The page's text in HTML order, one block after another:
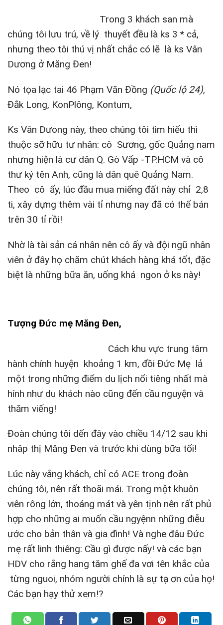
Trong 3 khách san mà
chúng tôi lưu trú, về lý thuyết đều là ks 3 * cả,
nhưng theo tôi thú vị nhất chắc có lẽ là ks Vân
Dương ở Măng Đen!
Nó tọa lạc tai 46 Phạm Văn Đồng (Quốc lộ 24),
Đắk Long, KonPlông, Kontum,
Ks Vân Dưong này, theo chúng tôi tìm hiểu thì
thuộc sỡ hữu tư nhân: cô Sương, gốc Quảng nam
nhưng hiện là cư dân Q. Gò Vấp -TP.HCM và cô
thư ký tên Anh, cũng là dân quê Quảng Nam.
Theo cô ấy, lúc đầu mua miếng đất này chỉ 2,8
ti, xây dựng thêm vài tỉ nhưng nay đã có thể bán
trên 30 tỉ rồi!
Nhờ là tài sản cá nhân nên cô ấy và đội ngũ nhân
viên ở đây họ chăm chút khách hàng khá tốt, đặc
biệt là những bữa ăn, uống khá ngon ở ks này!
Tượng Đức mẹ Măng Đen,
Cách khu vực trung tâm
hành chính huyện khoảng 1 km, đồi Đức Mẹ lả
một trong những điểm du lịch nổi tiêng nhất mà
hính như du khách nào cũng đến cầu nguyện và
thăm viếng!
Đoàn chúng tôi dến đây vào chiều 14/12 sau khi
nhâp thị Măng Đen và trước khi dùng bữa tối!
Lúc này vắng khách, chỉ có ACE trong đoàn
chúng tôi, nên rất thoãi mái. Trong một khuôn
viên rông lớn, thoáng mát và yên tịnh nên rất phủ
hợp cho những ai muốn cầu ngyệnn những điễu
ước cho bản thân và gia đình! Và nghe đâu Đức
mẹ rất linh thiêng: Cầu gì được nấy! và các bạn
HDV cho rằng hang tăm ghế đa vơi tên khắc của
từng nguoi, nhóm người chính là sự tạ ơn của họ!
Các bạn hạy thử xem!?